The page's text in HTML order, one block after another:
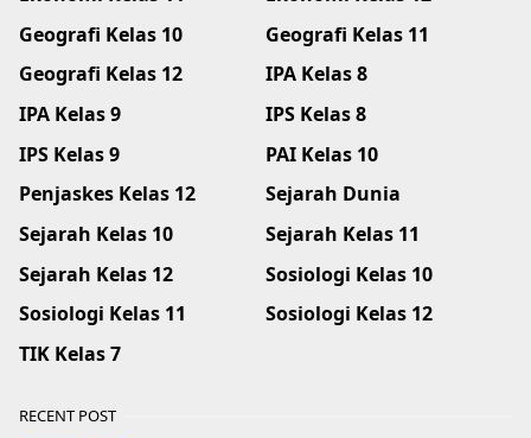
Geografi Kelas 10
Geografi Kelas 11
Geografi Kelas 12
IPA Kelas 8
IPA Kelas 9
IPS Kelas 8
IPS Kelas 9
PAI Kelas 10
Penjaskes Kelas 12
Sejarah Dunia
Sejarah Kelas 10
Sejarah Kelas 11
Sejarah Kelas 12
Sosiologi Kelas 10
Sosiologi Kelas 11
Sosiologi Kelas 12
TIK Kelas 7
RECENT POST